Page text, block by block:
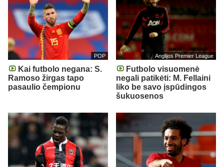
POP
Kai futbolo negana: S.
Ramoso žirgas tapo
pasaulio čempionu
Anglijos Premier League
Futbolo visuomenė
negali patikėti: M. Fellaini
liko be savo įspūdingos
šukuosenos